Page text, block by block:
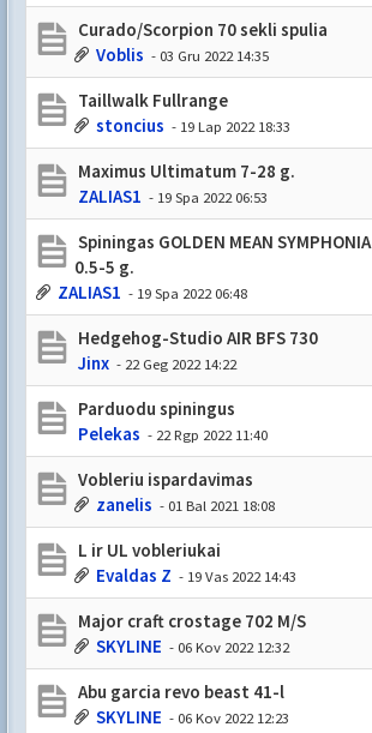
Curado/Scorpion 70 sekli spulia
Voblis - 03 Gru 2022 14:35
Taillwalk Fullrange
stoncius - 19 Lap 2022 18:33
Maximus Ultimatum 7-28 g.
ZALIAS1 - 19 Spa 2022 06:53
Spiningas GOLDEN MEAN SYMPHONIA
0.5-5 g.
ZALIAS1 - 19 Spa 2022 06:48
Hedgehog-Studio AIR BFS 730
Jinx - 22 Geg 2022 14:22
Parduodu spiningus
Pelekas - 22 Rgp 2022 11:40
Vobleriu ispardavimas
zanelis - 01 Bal 2021 18:08
L ir UL vobleriukai
Evaldas Z - 19 Vas 2022 14:43
Major craft crostage 702 M/S
SKYLINE - 06 Kov 2022 12:32
Abu garcia revo beast 41-l
SKYLINE - 06 Kov 2022 12:23